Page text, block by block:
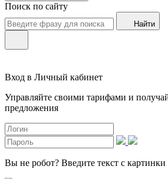
Поиск по сайту
Найти
Вход в Личный кабинет
Управляйте своими тарифами и
предложения
Вы не робот? Введите текст с картинки